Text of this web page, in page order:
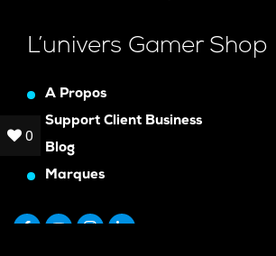
L’univers Gamer Shop
A Propos
Support Client Business
Blog
Marques
0
0